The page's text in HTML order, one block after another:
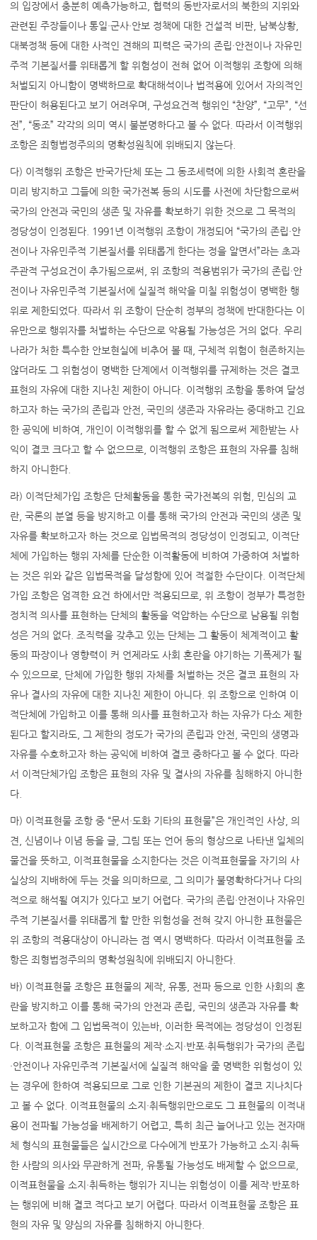
의 입장에서 충분히 예측가능하고, 협력의 동반자로서의 북한의 지위와
관련된 주장들이나 통일·군사·안보 정책에 대한 건설적 비판, 남북상황,
대북정책 등에 대한 사적인 견해의 피력은 국가의 존립·안전이나 자유민
주적 기본질서를 위태롭게 할 위험성이 전혀 없어 이적행위 조항에 의해
처벌되지 아니함이 명백하므로 확대해석이나 법적용에 있어서 자의적인
판단이 허용된다고 보기 어려우며, 구성요건적 행위인 “찬양”, “고무”, “선
전”, “동조” 각각의 의미 역시 불분명하다고 볼 수 없다. 따라서 이적행위
조항은 죄형법정주의의 명확성원칙에 위배되지 않는다.
다) 이적행위 조항은 반국가단체 또는 그 동조세력에 의한 사회적 혼란을
미리 방지하고 그들에 의한 국가전복 등의 시도를 사전에 차단함으로써
국가의 안전과 국민의 생존 및 자유를 확보하기 위한 것으로 그 목적의
정당성이 인정된다. 1991년 이적행위 조항이 개정되어 “국가의 존립·안
전이나 자유민주적 기본질서를 위태롭게 한다는 정을 알면서”라는 초과
주관적 구성요건이 추가됨으로써, 위 조항의 적용범위가 국가의 존립·안
전이나 자유민주적 기본질서에 실질적 해악을 미칠 위험성이 명백한 행
위로 제한되었다. 따라서 위 조항이 단순히 정부의 정책에 반대한다는 이
유만으로 행위자를 처벌하는 수단으로 악용될 가능성은 거의 없다. 우리
나라가 처한 특수한 안보현실에 비추어 볼 때, 구체적 위험이 현존하지는
않더라도 그 위험성이 명백한 단계에서 이적행위를 규제하는 것은 결코
표현의 자유에 대한 지나친 제한이 아니다. 이적행위 조항을 통하여 달성
하고자 하는 국가의 존립과 안전, 국민의 생존과 자유라는 중대하고 긴요
한 공익에 비하여, 개인이 이적행위를 할 수 없게 됨으로써 제한받는 사
익이 결코 크다고 할 수 없으므로, 이적행위 조항은 표현의 자유를 침해
하지 아니한다.
라) 이적단체가입 조항은 단체활동을 통한 국가전복의 위험, 민심의 교
란, 국론의 분열 등을 방지하고 이를 통해 국가의 안전과 국민의 생존 및
자유를 확보하고자 하는 것으로 입법목적의 정당성이 인정되고, 이적단
체에 가입하는 행위 자체를 단순한 이적활동에 비하여 가중하여 처벌하
는 것은 위와 같은 입법목적을 달성함에 있어 적절한 수단이다. 이적단체
가입 조항은 엄격한 요건 하에서만 적용되므로, 위 조항이 정부가 특정한
정치적 의사를 표현하는 단체의 활동을 억압하는 수단으로 남용될 위험
성은 거의 없다. 조직력을 갖추고 있는 단체는 그 활동이 체계적이고 활
동의 파장이나 영향력이 커 언제라도 사회 혼란을 야기하는 기폭제가 될
수 있으므로, 단체에 가입한 행위 자체를 처벌하는 것은 결코 표현의 자
유나 결사의 자유에 대한 지나친 제한이 아니다. 위 조항으로 인하여 이
적단체에 가입하고 이를 통해 의사를 표현하고자 하는 자유가 다소 제한
된다고 할지라도, 그 제한의 정도가 국가의 존립과 안전, 국민의 생명과
자유를 수호하고자 하는 공익에 비하여 결코 중하다고 볼 수 없다. 따라
서 이적단체가입 조항은 표현의 자유 및 결사의 자유를 침해하지 아니한
다.
마) 이적표현물 조항 중 “문서·도화 기타의 표현물”은 개인적인 사상, 의
견, 신념이나 이념 등을 글, 그림 또는 언어 등의 형상으로 나타낸 일체의
물건을 뜻하고, 이적표현물을 소지한다는 것은 이적표현물을 자기의 사
실상의 지배하에 두는 것을 의미하므로, 그 의미가 불명확하다거나 다의
적으로 해석될 여지가 있다고 보기 어렵다. 국가의 존립·안전이나 자유민
주적 기본질서를 위태롭게 할 만한 위험성을 전혀 갖지 아니한 표현물은
위 조항의 적용대상이 아니라는 점 역시 명백하다. 따라서 이적표현물 조
항은 죄형법정주의의 명확성원칙에 위배되지 아니한다.
바) 이적표현물 조항은 표현물의 제작, 유통, 전파 등으로 인한 사회의 혼
란을 방지하고 이를 통해 국가의 안전과 존립, 국민의 생존과 자유를 확
보하고자 함에 그 입법목적이 있는바, 이러한 목적에는 정당성이 인정된
다. 이적표현물 조항은 표현물의 제작·소지·반포·취득행위가 국가의 존립
·안전이나 자유민주적 기본질서에 실질적 해악을 줄 명백한 위험성이 있
는 경우에 한하여 적용되므로 그로 인한 기본권의 제한이 결코 지나치다
고 볼 수 없다. 이적표현물의 소지·취득행위만으로도 그 표현물의 이적내
용이 전파될 가능성을 배제하기 어렵고, 특히 최근 늘어나고 있는 전자매
체 형식의 표현물들은 실시간으로 다수에게 반포가 가능하고 소지·취득
한 사람의 의사와 무관하게 전파, 유통될 가능성도 배제할 수 없으므로,
이적표현물을 소지·취득하는 행위가 지니는 위험성이 이를 제작·반포하
는 행위에 비해 결코 적다고 보기 어렵다. 따라서 이적표현물 조항은 표
현의 자유 및 양심의 자유를 침해하지 아니한다.